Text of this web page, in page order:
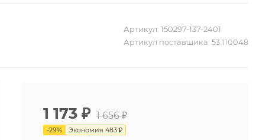
Артикул: 150297-137-2401
Артикул поставщика: 53.110048
1 173 ₽ 1 656 ₽
-29% Экономия 483 ₽